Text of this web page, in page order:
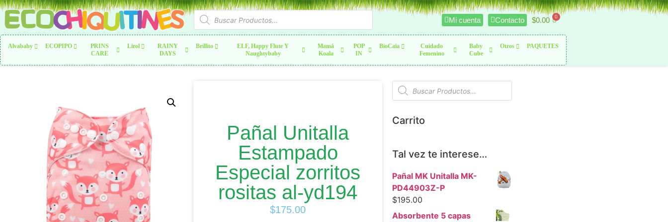
Mi cuenta Contacto $0.00
Alvababy ECOPIPO
PRINS
CARE
Lirol
RAINY
DAYS
Brillito
ELF, Happy Flute Y
Naughtybaby
Mamá
Koala
POP
IN
BioCaia
Cuidado
Femenino
Baby
Cube
Otros PAQUETES
Pañal Unitalla
Estampado
Especial zorritos
rositas al-yd194
$175.00
Carrito
Tal vez te interese…
Pañal MK Unitalla MK-
PD44903Z-P
$195.00
Absorbente 5 capas